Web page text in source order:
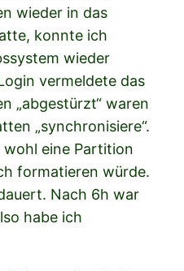
wieder in das
konnte ich
wieder
vermeldete das
„abgestürzt“ waren
„synchronisiere“.
wohl eine Partition
formatieren würde.
Nach 6h war
habe ich